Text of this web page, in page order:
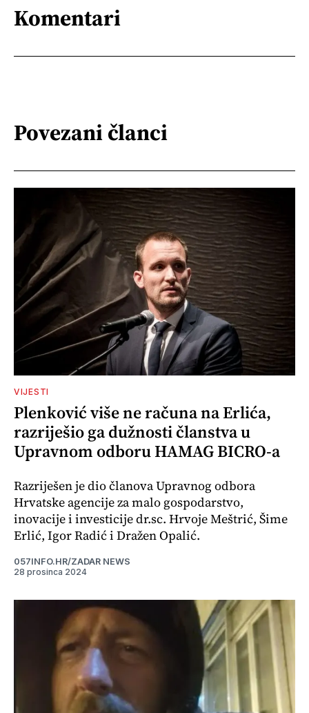
Komentari
Povezani članci
VIJESTI
Plenković više ne računa na Erlića,
razriješio ga dužnosti članstva u
Upravnom odboru HAMAG BICRO-a
Razriješen je dio članova Upravnog odbora
Hrvatske agencije za malo gospodarstvo,
inovacije i investicije dr.sc. Hrvoje Meštrić, Šime
Erlić, Igor Radić i Dražen Opalić.
057INFO.HR/ZADAR NEWS
28 prosinca 2024